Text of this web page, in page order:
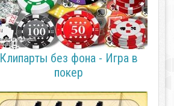
Клипарты без фона - Игра в
покер